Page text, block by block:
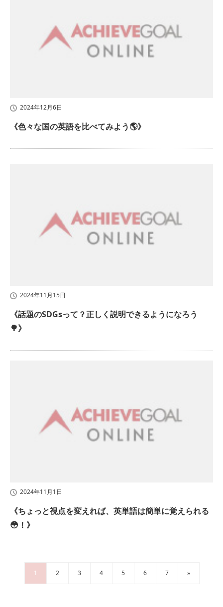
2024年12月6日
《色々な国の英語を比べてみよう🌎》
2024年11月15日
《話題のSDGsって？正しく説明できるようになろう
🌳》
2024年11月1日
《ちょっと視点を変えれば、英単語は簡単に覚えられる
😳！》
1 2 3 4 5 6 7 »